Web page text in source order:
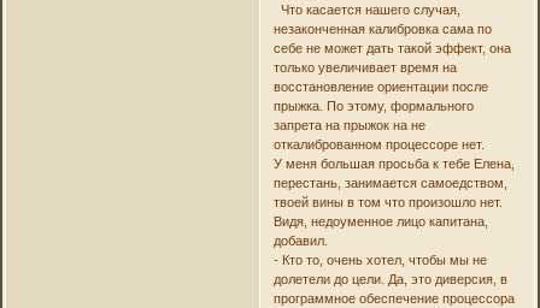
Что касается нашего случая,
незаконченная калибровка сама по
себе не может дать такой эффект, она
только увеличивает время на
восстановление ориентации после
прыжка. По этому, формального
запрета на прыжок на не
откалиброванном процессоре нет.
У меня большая просьба к тебе Елена,
перестань, занимается самоедством,
твоей вины в том что произошло нет.
Видя, недоуменное лицо капитана,
добавил.
- Кто то, очень хотел, чтобы мы не
долетели до цели. Да, это диверсия, в
программное обеспечение процессора